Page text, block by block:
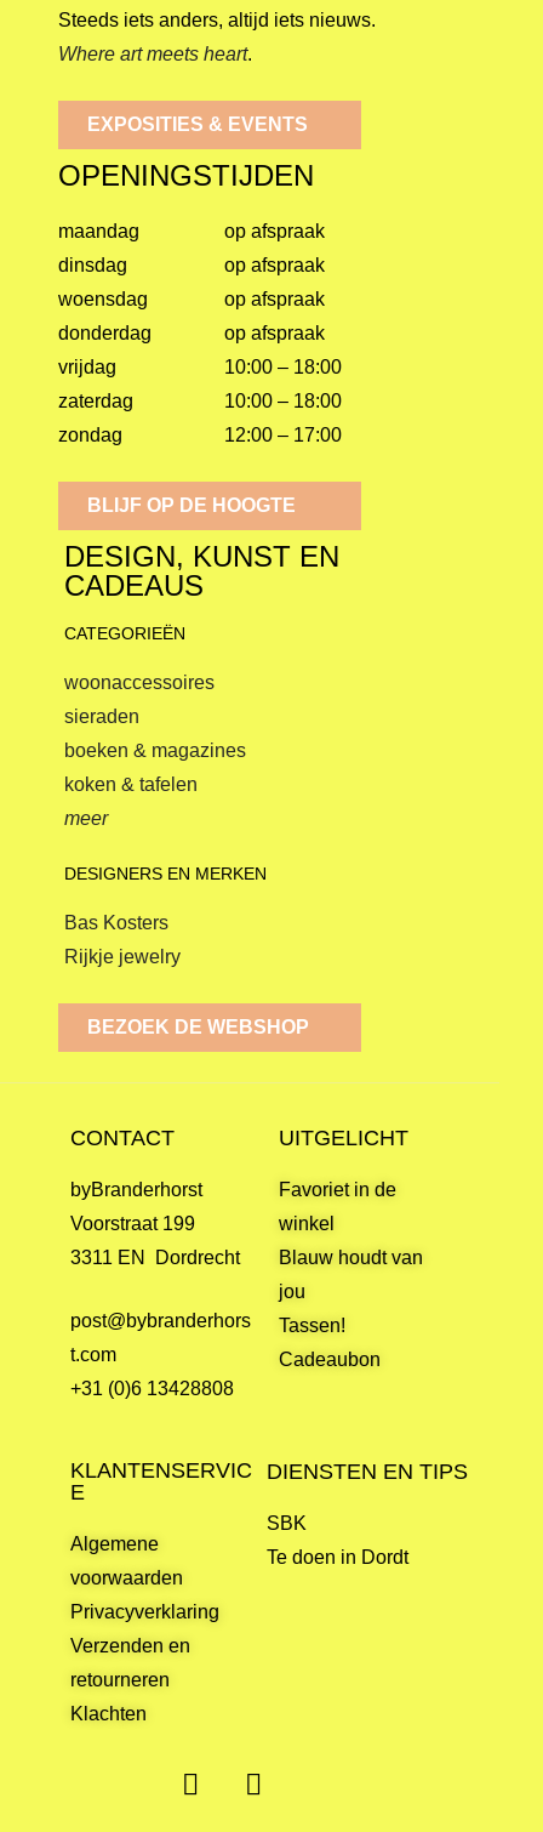
Steeds iets anders, altijd iets nieuws.
Where art meets heart.
EXPOSITIES & EVENTS
OPENINGSTIJDEN
maandag
dinsdag
woensdag
donderdag
vrijdag
zaterdag
zondag
op afspraak
op afspraak
op afspraak
op afspraak
10:00 – 18:00
10:00 – 18:00
12:00 – 17:00
BLIJF OP DE HOOGTE
DESIGN, KUNST EN
CADEAUS
CATEGORIEËN
woonaccessoires
sieraden
boeken & magazines
koken & tafelen
meer
DESIGNERS EN MERKEN
Bas Kosters
Rijkje jewelry
BEZOEK DE WEBSHOP
CONTACT
byBranderhorst
Voorstraat 199
3311 EN Dordrecht
post@bybranderhors
t.com
+31 (0)6 13428808
UITGELICHT
Favoriet in de
winkel
Blauw houdt van
jou
Tassen!
Cadeaubon
KLANTENSERVIC
E
Algemene
voorwaarden
Privacyverklaring
Verzenden en
retourneren
Klachten
DIENSTEN EN TIPS
SBK
Te doen in Dordt